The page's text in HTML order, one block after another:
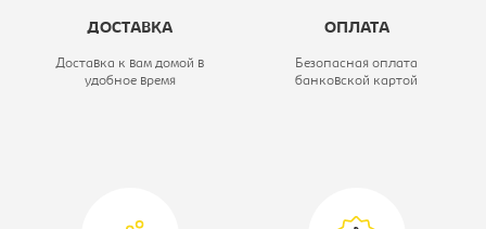
Модель кресла: VIKING-9
ДОСТАВКА
Доставка к вам домой в
удобное время
ОПЛАТА
Безопасная оплата
банковской картой